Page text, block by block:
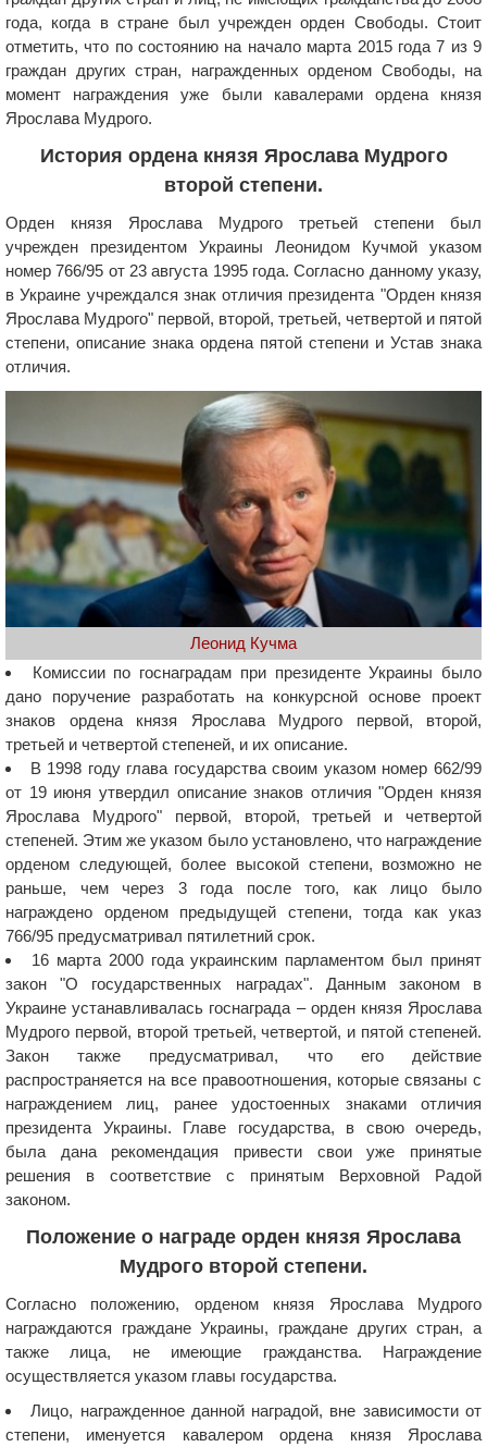
года, когда в стране был учрежден орден Свободы. Стоит
отметить, что по состоянию на начало марта 2015 года 7 из 9
граждан других стран, награжденных орденом Свободы, на
момент награждения уже были кавалерами ордена князя
Ярослава Мудрого.
История ордена князя Ярослава Мудрого
второй степени.
Орден князя Ярослава Мудрого третьей степени был
учрежден президентом Украины Леонидом Кучмой указом
номер 766/95 от 23 августа 1995 года. Согласно данному указу,
в Украине учреждался знак отличия президента "Орден князя
Ярослава Мудрого" первой, второй, третьей, четвертой и пятой
степени, описание знака ордена пятой степени и Устав знака
отличия.
Леонид Кучма
Комиссии по госнаградам при президенте Украины было
дано поручение разработать на конкурсной основе проект
знаков ордена князя Ярослава Мудрого первой, второй,
третьей и четвертой степеней, и их описание.
В 1998 году глава государства своим указом номер 662/99
от 19 июня утвердил описание знаков отличия "Орден князя
Ярослава Мудрого" первой, второй, третьей и четвертой
степеней. Этим же указом было установлено, что награждение
орденом следующей, более высокой степени, возможно не
раньше, чем через 3 года после того, как лицо было
награждено орденом предыдущей степени, тогда как указ
766/95 предусматривал пятилетний срок.
16 марта 2000 года украинским парламентом был принят
закон "О государственных наградах". Данным законом в
Украине устанавливалась госнаграда – орден князя Ярослава
Мудрого первой, второй третьей, четвертой, и пятой степеней.
Закон также предусматривал, что его действие
распространяется на все правоотношения, которые связаны с
награждением лиц, ранее удостоенных знаками отличия
президента Украины. Главе государства, в свою очередь,
была дана рекомендация привести свои уже принятые
решения в соответствие с принятым Верховной Радой
законом.
Положение о награде орден князя Ярослава
Мудрого второй степени.
Согласно положению, орденом князя Ярослава Мудрого
награждаются граждане Украины, граждане других стран, а
также лица, не имеющие гражданства. Награждение
осуществляется указом главы государства.
Лицо, награжденное данной наградой, вне зависимости от
степени, именуется кавалером ордена князя Ярослава